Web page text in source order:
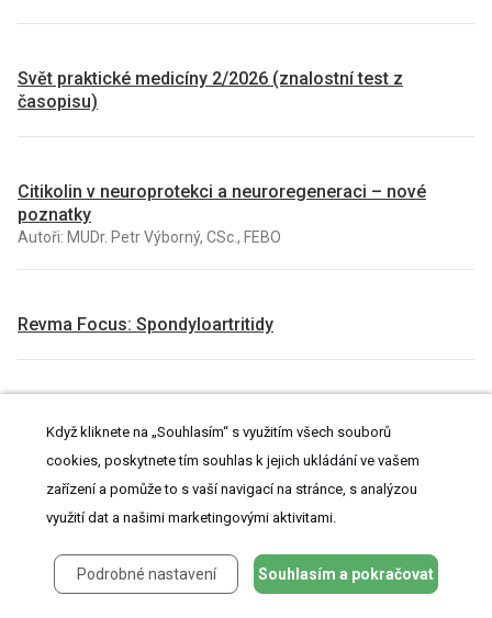
Svět praktické medicíny 2/2026 (znalostní test z
časopisu)
Citikolin v neuroprotekci a neuroregeneraci – nové
poznatky
Autoři: MUDr. Petr Výborný, CSc., FEBO
Revma Focus: Spondyloartritidy
interpretaci
Autoři: prof. MUDr. Vladimír Palička, CSc., Dr.h.c., doc. MUDr. Václav
Vyskočil, Ph.D., MUDr. Petr Kasalický, CSc., MUDr. Jan Rosa, Ing.
Pavel Havlík, Ing. Jan Adam, Hana Hejnová, DiS., Jana Křenková
VŠECHNY KURZY
Když kliknete na „Souhlasím“ s využitím všech souborů
cookies, poskytnete tím souhlas k jejich ukládání ve vašem
zařízení a pomůže to s vaší navigací na stránce, s analýzou
využití dat a našimi marketingovými aktivitami.
Podrobné nastavení Souhlasím a pokračovat